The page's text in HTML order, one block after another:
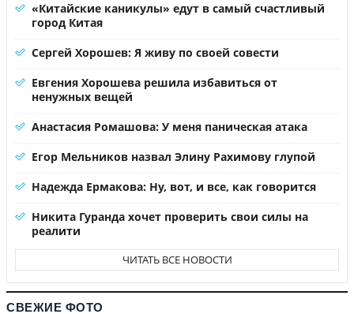
«Китайские каникулы» едут в самый счастливый
город Китая
Сергей Хорошев: Я живу по своей совести
Евгения Хорошева решила избавиться от
ненужных вещей
Анастасия Ромашова: У меня паническая атака
Егор Мельников назвал Элину Рахимову глупой
Надежда Ермакова: Ну, вот, и все, как говорится
Никита Гуранда хочет проверить свои силы на
реалити
ЧИТАТЬ ВСЕ НОВОСТИ
СВЕЖИЕ ФОТО